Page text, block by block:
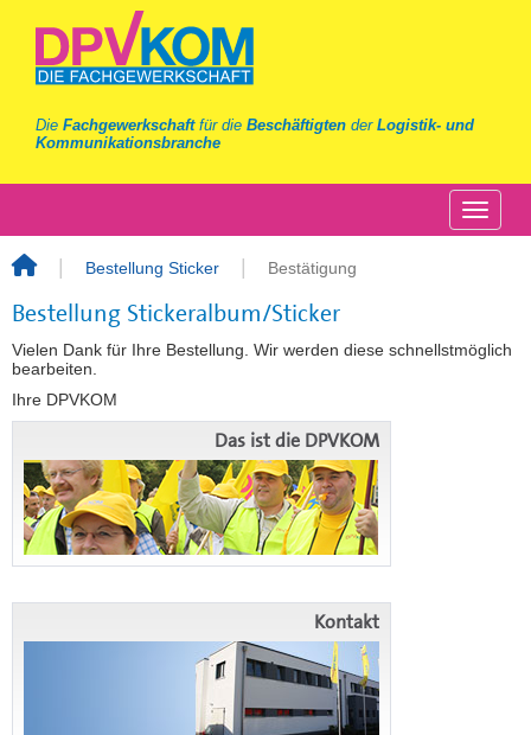
Die Fachgewerkschaftfür die Beschäftigten der Logistik- und
Kommunikationsbranche
Bestellung Sticker Bestätigung
Bestellung Stickeralbum/Sticker
Vielen Dank für Ihre Bestellung. Wir werden diese schnellstmöglich
bearbeiten.
Ihre DPVKOM
Das ist die DPVKOM
Kontakt